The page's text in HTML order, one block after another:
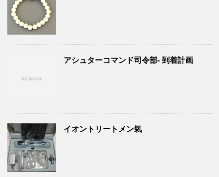
アシュターコマンド司令部- 到着計画
イオントリートメン氣